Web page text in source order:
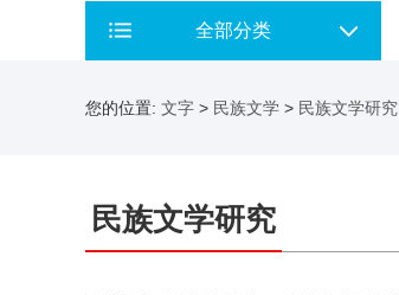
全部分类
您的位置: 文字 > 民族文学 > 民族文学研究
民族文学研究